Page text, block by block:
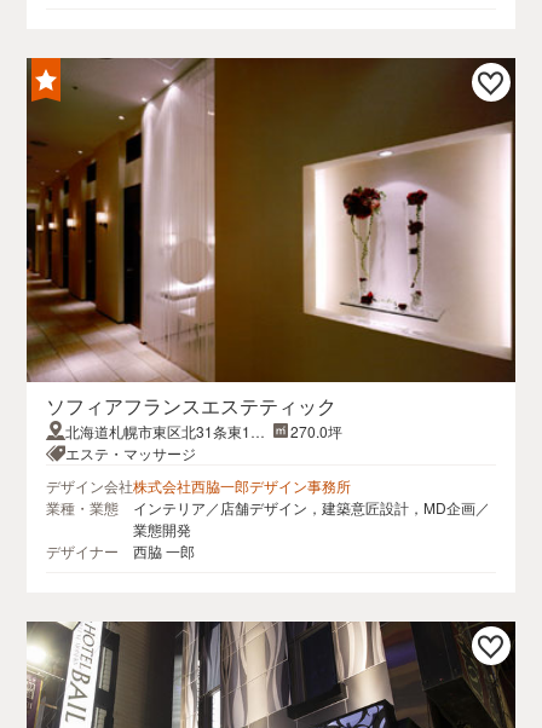
ソフィアフランスエステティック
北海道札幌市東区北31条東15-
1-1
270.0坪
エステ・マッサージ
デザイン会社株式会社西脇一郎デザイン事務所
業種・業態
インテリア／店舗デザイン，建築意匠設計，MD企画／
業態開発
デザイナー
西脇 一郎